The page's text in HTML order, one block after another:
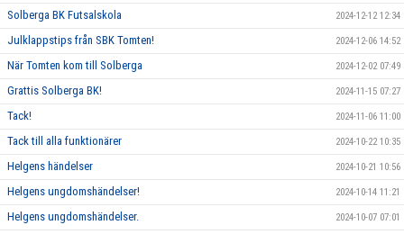
Solberga BK Futsalskola 2024-12-12 12:34
Julklappstips från SBK Tomten! 2024-12-06 14:52
När Tomten kom till Solberga 2024-12-02 07:49
Grattis Solberga BK! 2024-11-15 07:27
Tack! 2024-11-06 11:00
Tack till alla funktionärer 2024-10-22 10:35
Helgens händelser 2024-10-21 10:56
Helgens ungdomshändelser! 2024-10-14 11:21
Helgens ungdomshändelser. 2024-10-07 07:01